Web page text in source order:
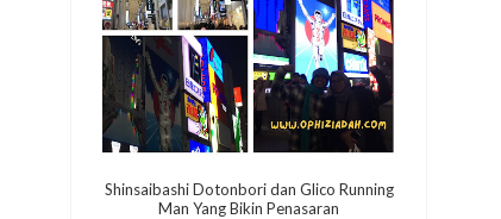
Shinsaibashi Dotonbori dan Glico Running
Man Yang Bikin Penasaran